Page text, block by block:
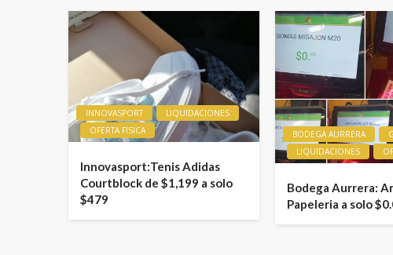
INNOVASPORT
LIQUIDACIONES
OFERTA FISICA
Innovasport:Tenis Adidas
Courtblock de $1,199 a solo
$479
BODEGA AURRERA
LIQUIDACIONES
Bodega Aurrera:
Papeleria a solo